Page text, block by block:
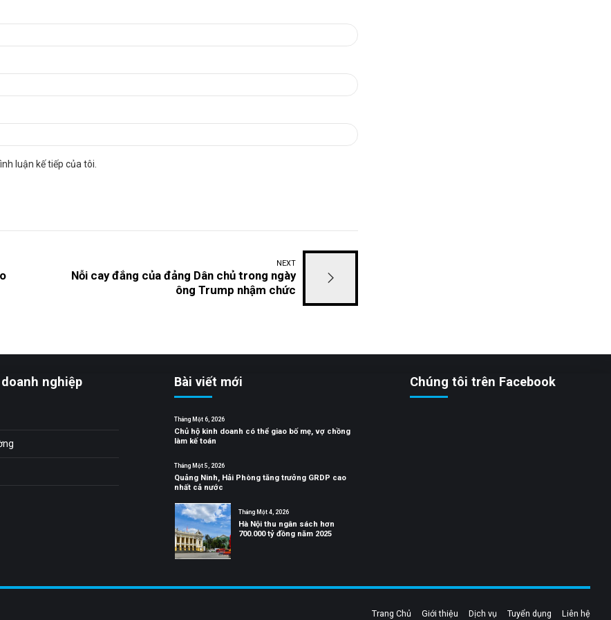
luận kế tiếp của tôi.
NEXT
Nỗi cay đắng của đảng Dân chủ trong ngày
ông Trump nhậm chức
nghiệp Bài viết mới
Tháng Một 6, 2026
Chủ hộ kinh doanh có thể giao bố mẹ, vợ chồng
làm kế toán
Tháng Một 5, 2026
Quảng Ninh, Hải Phòng tăng trưởng GRDP cao
nhất cả nước
Tháng Một 4, 2026
Hà Nội thu ngân sách hơn
700.000 tỷ đồng năm 2025
Chúng tôi trên Facebook
Trang Chủ Giới thiệu Dịch vụ Tuyển dụng Liên hệ